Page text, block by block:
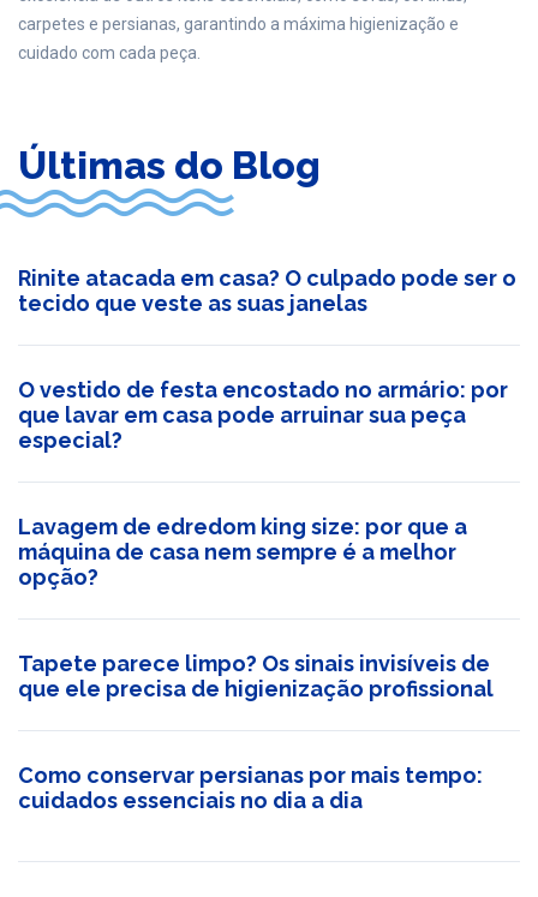
carpetes e persianas, garantindo a máxima higienização e
cuidado com cada peça.
Últimas do Blog
Rinite atacada em casa? O culpado pode ser o
tecido que veste as suas janelas
O vestido de festa encostado no armário: por
que lavar em casa pode arruinar sua peça
especial?
Lavagem de edredom king size: por que a
máquina de casa nem sempre é a melhor
opção?
Tapete parece limpo? Os sinais invisíveis de
que ele precisa de higienização profissional
Como conservar persianas por mais tempo:
cuidados essenciais no dia a dia